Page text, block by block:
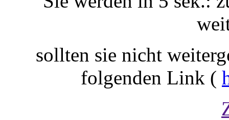
sollten sie nicht
folgenden Link (